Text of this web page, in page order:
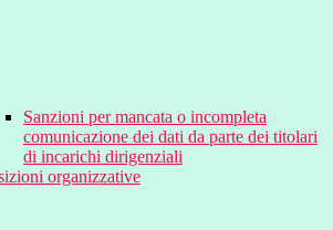
Sanzioni per mancata o incompleta
comunicazione dei dati da parte dei titolari
di incarichi dirigenziali
organizzative